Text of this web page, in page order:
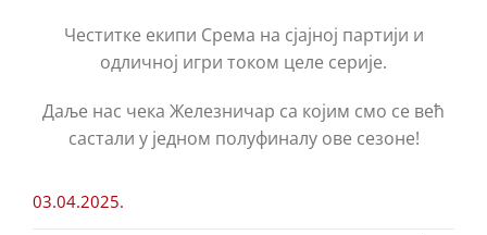
Честитке екипи Срема на сјајној партији и
одличној игри током целе серије.
Даље нас чека Железничар са којим смо се већ
састали у једном полуфиналу ове сезоне!
03.04.2025.